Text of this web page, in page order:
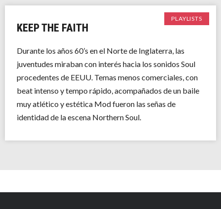
HISTORIAS
PLAYLISTS
KEEP THE FAITH
Durante los años 60’s en el Norte de Inglaterra, las
juventudes miraban con interés hacia los sonidos Soul
procedentes de EEUU. Temas menos comerciales, con
beat intenso y tempo rápido, acompañados de un baile
muy atlético y estética Mod fueron las señas de
identidad de la escena Northern Soul.